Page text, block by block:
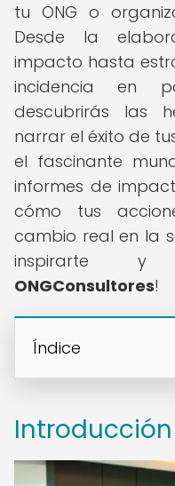
tu ONG o
Desde la
impacto hasta
incidencia en
descubrirás las
narrar el éxito de
el fascinante
informes de
cómo tus
cambio real en la
inspirarte y
ONGConsultores!
Índice
Introducción